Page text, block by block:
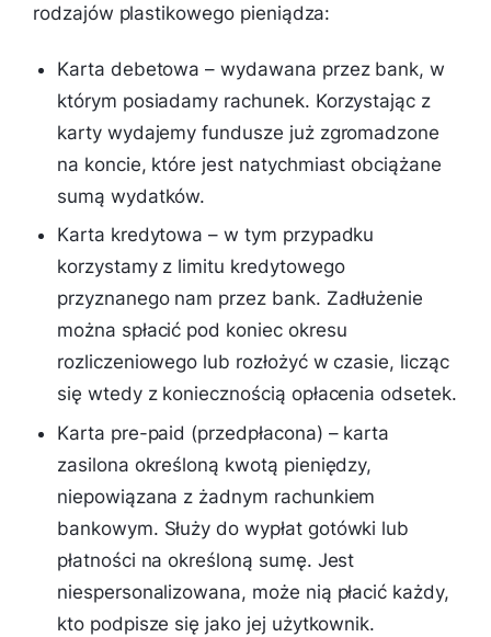
rodzajów plastikowego pieniądza:
Karta debetowa – wydawana przez bank, w
którym posiadamy rachunek. Korzystając z
karty wydajemy fundusze już zgromadzone
na koncie, które jest natychmiast obciążane
sumą wydatków.
Karta kredytowa – w tym przypadku
korzystamy z limitu kredytowego
przyznanego nam przez bank. Zadłużenie
można spłacić pod koniec okresu
rozliczeniowego lub rozłożyć w czasie, licząc
się wtedy z koniecznością opłacenia odsetek.
Karta pre-paid (przedpłacona) – karta
zasilona określoną kwotą pieniędzy,
niepowiązana z żadnym rachunkiem
bankowym. Służy do wypłat gotówki lub
płatności na określoną sumę. Jest
niespersonalizowana, może nią płacić każdy,
kto podpisze się jako jej użytkownik.